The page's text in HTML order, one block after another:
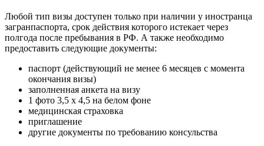
Любой тип визы доступен только при наличии у иностранца
загранпаспорта, срок действия которого истекает через
полгода после пребывания в РФ. А также необходимо
предоставить следующие документы:
паспорт (действующий не менее 6 месяцев с момента
окончания визы)
заполненная анкета на визу
1 фото 3,5 х 4,5 на белом фоне
медицинская страховка
приглашение
другие документы по требованию консульства